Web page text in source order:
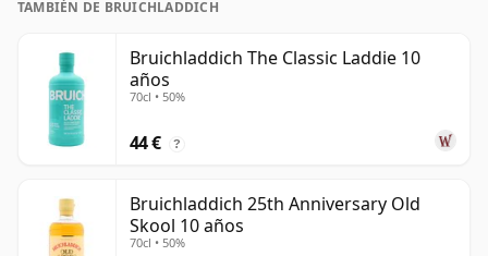
TAMBIÉN DE BRUICHLADDICH
Bruichladdich The Classic Laddie 10
años
70cl • 50%
44 € ?
Bruichladdich 25th Anniversary Old
Skool 10 años
70cl • 50%